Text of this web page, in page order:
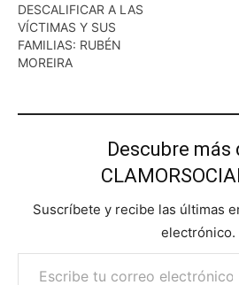
DESCALIFICAR A LAS
VÍCTIMAS Y SUS
FAMILIAS: RUBÉN
MOREIRA
Descubre más
Suscríbete y recibe las últimas
electrónico.
Escribe tu correo electrónico…